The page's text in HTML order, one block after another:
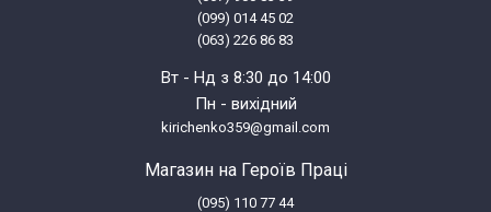
(099) 014 45 02
(063) 226 86 83
Вт - Нд з 8:30 до 14:00
Пн - вихідний
kirichenko359@gmail.com
Магазин на Героїв Праці
(095) 110 77 44